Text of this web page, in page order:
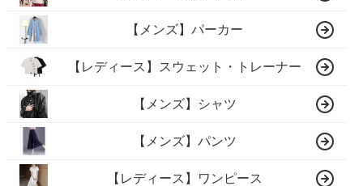
【メンズ】パーカー
【レディース】スウェット・トレーナー
【メンズ】シャツ
【メンズ】パンツ
【レディース】ワンピース